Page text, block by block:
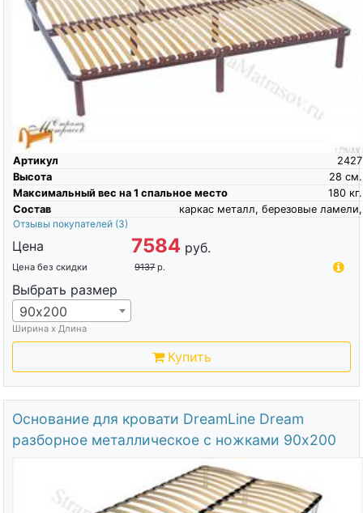
Артикул
2427
Высота
см.
28
Максимальный вес на 1 спальное место
кг.
180
Состав
каркас металл, березовые ламели,
Отзывы покупателей (3)
Цена 7584 руб.
Цена без скидки 9137 р.
Выбрать размер
90х200
Ширина х Длина
Купить
Основание для кровати DreamLine Dream
разборное металлическое с ножками 90х200